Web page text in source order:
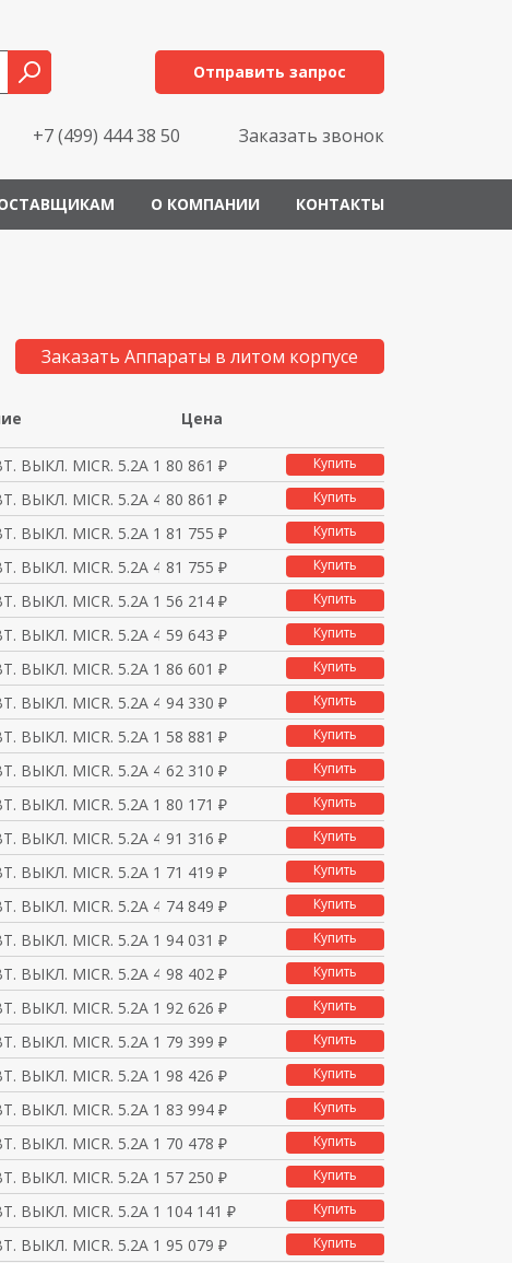
Отправить запрос
+7 (499) 444 38 50 Заказать звонок
О КОМПАНИИ КОНТАКТЫ
Заказать Аппараты в литом корпусе
Цена
ВЫКЛ. MICR. 5.2A 10080 861 ₽ Купить
ВЫКЛ. MICR. 5.2A 40A80 861 ₽ Купить
ВЫКЛ. MICR. 5.2A 10081 755 ₽ Купить
ВЫКЛ. MICR. 5.2A 40A81 755 ₽ Купить
ВЫКЛ. MICR. 5.2A 10056 214 ₽ Купить
ВЫКЛ. MICR. 5.2A 40A59 643 ₽ Купить
ВЫКЛ. MICR. 5.2A 10086 601 ₽ Купить
ВЫКЛ. MICR. 5.2A 40A94 330 ₽ Купить
ВЫКЛ. MICR. 5.2A 10058 881 ₽ Купить
ВЫКЛ. MICR. 5.2A 40A62 310 ₽ Купить
ВЫКЛ. MICR. 5.2A 10080 171 ₽ Купить
ВЫКЛ. MICR. 5.2A 40A91 316 ₽ Купить
ВЫКЛ. MICR. 5.2A 10071 419 ₽ Купить
ВЫКЛ. MICR. 5.2A 40A74 849 ₽ Купить
ВЫКЛ. MICR. 5.2A 10094 031 ₽ Купить
ВЫКЛ. MICR. 5.2A 40A98 402 ₽ Купить
ВЫКЛ. MICR. 5.2A 16092 626 ₽ Купить
ВЫКЛ. MICR. 5.2A 10079 399 ₽ Купить
ВЫКЛ. MICR. 5.2A 16098 426 ₽ Купить
ВЫКЛ. MICR. 5.2A 10083 994 ₽ Купить
ВЫКЛ. MICR. 5.2A 16070 478 ₽ Купить
ВЫКЛ. MICR. 5.2A 10057 250 ₽ Купить
ВЫКЛ. MICR. 5.2A 160104 141 ₽ Купить
ВЫКЛ. MICR. 5.2A 10095 079 ₽ Купить